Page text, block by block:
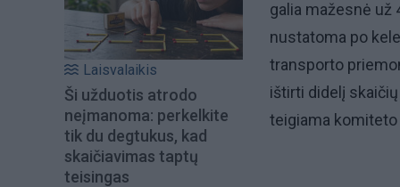
Laisvalaikis
Ši užduotis atrodo
neįmanoma: perkelkite
tik du degtukus, kad
skaičiavimas taptų
teisingas
galia mažesnė už
nustatoma po
transporto
ištirti didelį
teigiama komiteto